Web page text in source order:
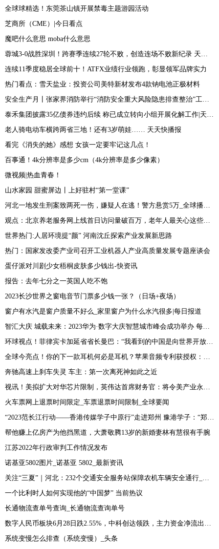
全球球精选！东莞茶山镇开展禁毒主题游园活动
芝商所（CME）|今日看点
魔吧什么意思 moba什么意思
蓉城3-0战胜深圳！跨赛季连续27轮不败，创造连场不败新纪录 天天热点评
连续11季度稳居全球前十！ATFX业绩行业领跑，彰显领军品牌实力
热门看点：雪天盐业：投资公司美特新材发布4款钠电池正极材料
安全生产月丨张家界消防举行“消防安全重大风险隐患排查整治”工作新闻发布会
泰禾集团披露35亿债券违约后续 称已成立转向小组开展化解工作|天天即时
老人骑电动车横跨两省三地！还有3岁萌娃…… 天天快播报
看完《消失的她》感想 女孩一定要牢记这几点！
百事通！4k分辨率是多少cm（4k分辨率是多少像素）
微视频|热血青春！
山水家园 甜蜜屏边丨上好驻村“第一堂课”
河北一地发生刑案致两死一伤，嫌疑人在逃！警方悬赏5万_全球播资讯
观点：北京养老服务网上线首日访问量破百万，老年人最关心这些问题
世界热门:人居环境提“颜” 河南沈丘探索产业发展新思路
热门：国家发改委产业司召开工业机器人产业高质量发展专题座谈会
蛋仔派对川剧少女梧桐皮肤多少钱出-快资讯
报告：去年七分之一英国人吃不饱
2023长沙世界之窗电音节门票多少钱一张？（日场+夜场）
窗户有水汽是窗户质量不好么_家里窗户为什么水汽很多|每日报道
智汇大庆 城载未来：2023华为·数字大庆智慧城市峰会成功举办 每日动态
环球视点！菲律宾卡加延省省长曼巴：“我看到的中国是向世界开放的中国”
全球今亮点！你的下一款耳机何必是耳机？苹果音频专利获授权：耳朵上无需佩戴耳机
奔驰高速上刹车失灵 车主：第一次离死神如此之近
视讯！美拟扩大对华芯片限制，英伟达首席财务官：将令美产业永久丧失机会
火车票网上退票时间限定_车票退票时间限制_全球要闻
“2023范长江行动——香港传媒学子中原行”走进郑州 豫港学子：“郑州之行处处震撼心灵”
帮他赚上亿房产为他挡黑道，大萧敬腾13岁的新婚妻林有慧很有手腕
江苏2022年行政审判工作情况发布
诺基亚5802图片_诺基亚 5802_最新资讯
关注“三夏”｜河北：232个交通安全服务站保障农机车辆安全通行_当前消息
一个比利时人如何实现他的“中国梦” 当前热议
长通物流查单号查询_长通物流查询单号
数字人民币板块6月28日跌2.55%，中科创达领跌，主力资金净流出11.88亿元
系统变慢怎么排查（系统变慢）_头条